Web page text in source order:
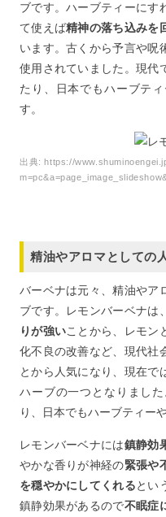
ブです。ハーブティーにす
て使えば精神の落ち込みを
います。古くから予言や呪
使用されていました。現代
たり、日本でもハーブテ
す。
出典:https://
精油やアロマとしての
バーベナは元々、精油やア
ブです。レモンバーベナは
りが強いことから、レモン
化不良の改善など、現代社
とから人気になり、現在で
ハーブの一つとなりまし
り、日本でもハーブティー
レモンバーベナには鎮静効
やかな香りが神経の緊張や
を穏やかにしてくれるとい
鎮静効果があるので不眠症